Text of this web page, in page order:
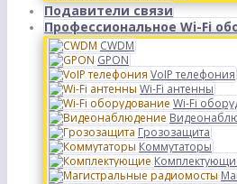
Подавители связи
Профессиональное Wi-Fi
CWDM
GPON
VoIP телефония
Wi-Fi антенны
Wi-Fi
Грозозащита
Коммутаторы